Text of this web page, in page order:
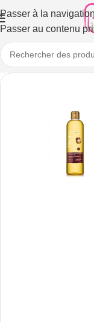
Passer à la navigation
Passer au contenu